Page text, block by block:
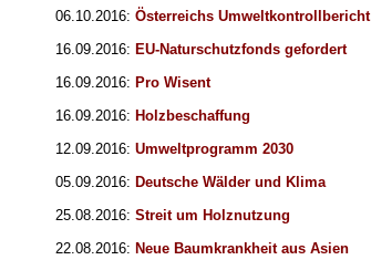
06.10.2016: Österreichs Umweltkontrollbericht
16.09.2016: EU-Naturschutzfonds gefordert
16.09.2016: Pro Wisent
16.09.2016: Holzbeschaffung
12.09.2016: Umweltprogramm 2030
05.09.2016: Deutsche Wälder und Klima
25.08.2016: Streit um Holznutzung
22.08.2016: Neue Baumkrankheit aus Asien